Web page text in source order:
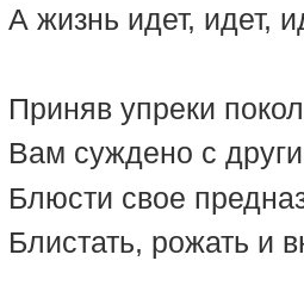
А жизнь идет, идет,
Приняв упреки
Вам суждено с
Блюсти свое
Блистать, рожать и